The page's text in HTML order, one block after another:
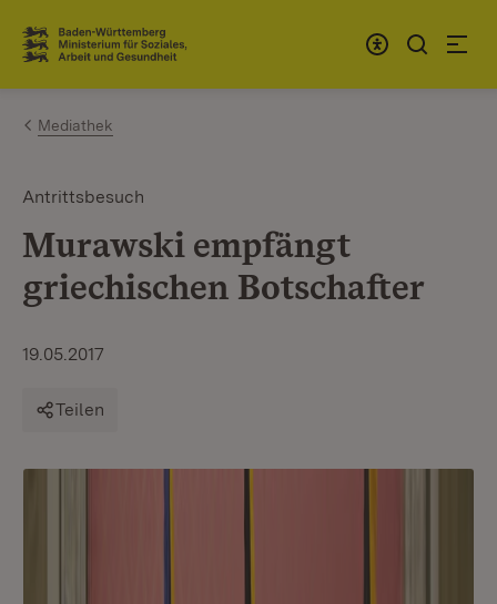
Zum Inhalt springen
Link zur Startseite
Mediathek
Antrittsbesuch
Murawski empfängt
griechischen Botschafter
19.05.2017
Teilen